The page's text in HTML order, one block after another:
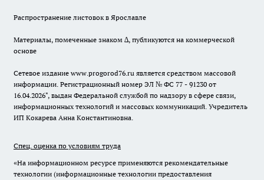
Распространение листовок в Ярославле
Материалы, помеченные знаком ∆, публикуются на коммерческой
основе
Сетевое издание www.progorod76.ru является средством массовой
информации. Регистрационный номер ЭЛ № ФС 77 - 91230 от
16.04.2026", выдан Федеральной службой по надзору в сфере связи,
информационных технологий и массовых коммуникаций. Учредитель
ИП Кокарева Анна Константиновна.
Спец. оценка по условиям труда
«На информационном ресурсе применяются рекомендательные
технологии (информационные технологии предоставления